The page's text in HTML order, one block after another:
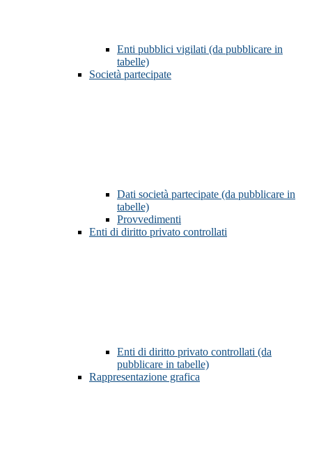
Enti pubblici vigilati (da pubblicare in
tabelle)
Società partecipate
Dati società partecipate (da pubblicare in
tabelle)
Provvedimenti
Enti di diritto privato controllati
Enti di diritto privato controllati (da
pubblicare in tabelle)
Rappresentazione grafica